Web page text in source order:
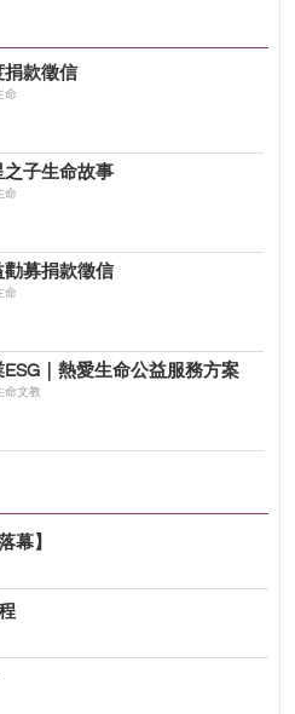
捐款徵信
命
之子生命故事
命
勸募捐款徵信
命
ESG｜熱愛生命公益服務方案
命文教
幕】